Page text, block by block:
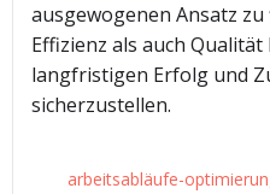
ausgewogenen Ansatz
Effizienz als auch
langfristigen Erfolg und
sicherzustellen.
arbeitsabläufe-